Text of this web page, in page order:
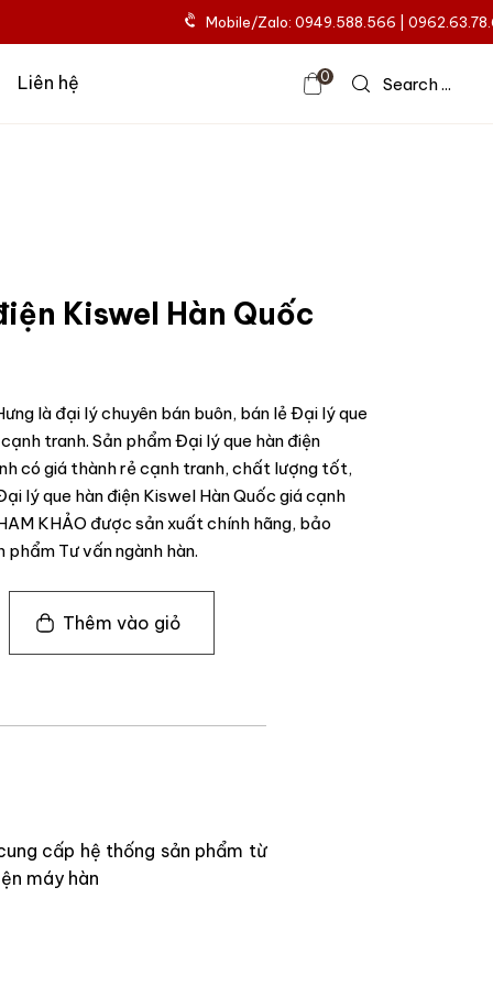
Mobile/Zalo: 0949.588.566 |
Liên hệ 0 Search ...
Kiswel Hàn Quốc
là đại lý chuyên bán buôn, bán lẻ Đại lý que
tranh. Sản phẩm Đại lý que hàn điện
có giá thành rẻ cạnh tranh, chất lượng tốt,
lý que hàn điện Kiswel Hàn Quốc giá cạnh
KHẢO được sản xuất chính hãng, bảo
phẩm Tư vấn ngành hàn.
Thêm vào giỏ
cấp hệ thống sản phẩm từ
máy hàn